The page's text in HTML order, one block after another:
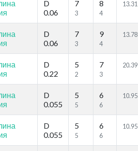
D
0.06
7
3
8
4
13.31
D
0.06
7
3
9
4
13.78
D
0.22
5
2
7
3
20.39
D
0.055
5
5
6
6
10.95
D
0.055
5
5
6
6
10.95